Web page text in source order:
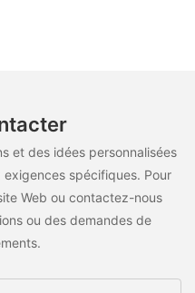
et des idées personnalisées
spécifiques. Pour
Web ou contactez-nous
ou des demandes de